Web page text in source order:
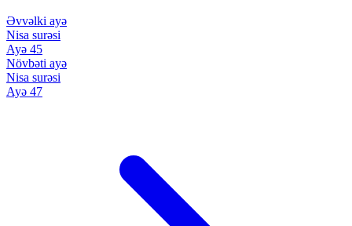
Əvvəlki ayə
Nisa surəsi
Ayə 45
Növbəti ayə
Nisa surəsi
Ayə 47